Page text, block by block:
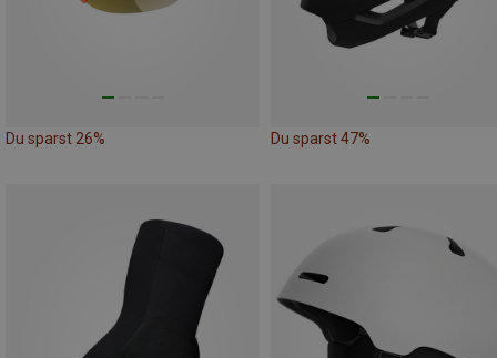
Du sparst 26% Du sparst 47%